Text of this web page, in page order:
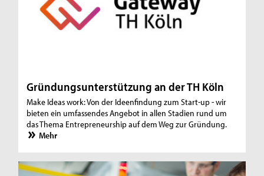
Gründungsunterstützung an der TH Köln
Make Ideas work: Von der Ideenfindung zum Start-up - wir
bieten ein umfassendes Angebot in allen Stadien rund um
das Thema Entrepreneurship auf dem Weg zur Gründung.
Mehr